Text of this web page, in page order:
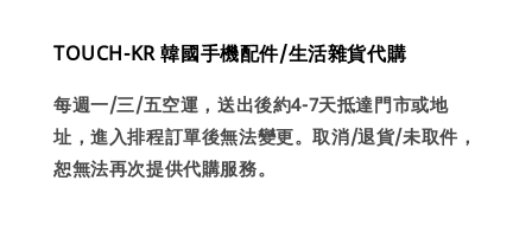
TOUCH-KR 韓國手機配件/生活雜貨代購
每週一/三/五空運，送出後約4-7天抵達門市或地
址，進入排程訂單後無法變更。取消/退貨/未取件，
恕無法再次提供代購服務。